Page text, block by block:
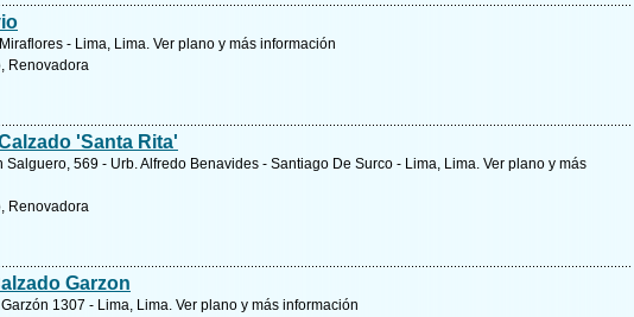
- Lima, Lima. Ver plano y más información
Renovadora
'Santa Rita'
Salguero, 569 - Urb. Alfredo Benavides - Santiago De Surco - Lima, Lima. Ver plano y más
Renovadora
Garzon
Garzón 1307 - Lima, Lima. Ver plano y más información